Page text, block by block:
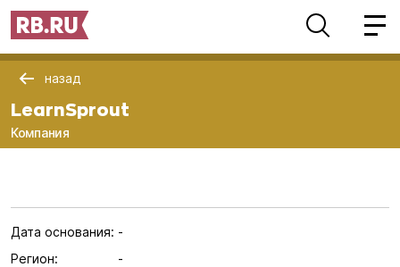
назад
LearnSprout
Компания
Дата основания: -
Регион:
-